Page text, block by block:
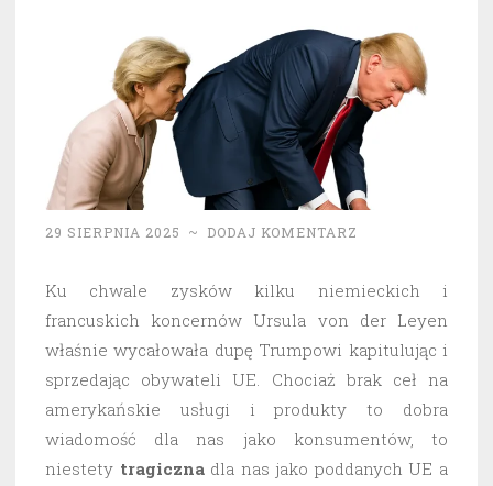
29 SIERPNIA 2025 ~ DODAJ KOMENTARZ
Ku chwale zysków kilku niemieckich i
francuskich koncernów Ursula von der Leyen
właśnie wycałowała dupę Trumpowi kapitulując i
sprzedając obywateli UE. Chociaż brak ceł na
amerykańskie usługi i produkty to dobra
wiadomość dla nas jako konsumentów, to
niestety tragicznadla nas jako poddanych UE a